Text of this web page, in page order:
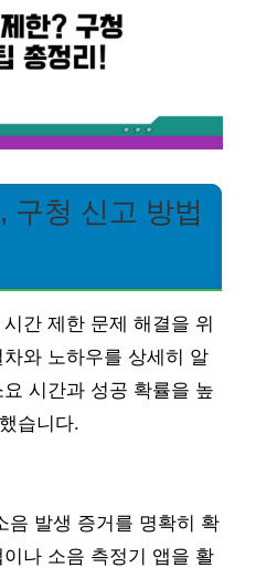
구청 신고 방법
간 제한 문제 해결을 위
와 노하우를 상세히 알
시간과 성공 확률을 높
습니다.
음 발생 증거를 명확히 확
나 소음 측정기 앱을 활